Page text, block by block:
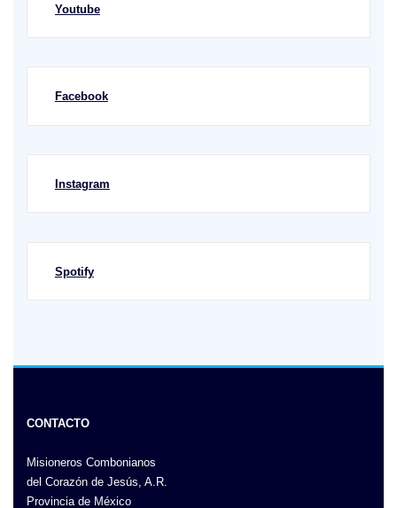
Youtube
Facebook
Instagram
Spotify
CONTACTO
Misioneros Combonianos
del Corazón de Jesús, A.R.
Provincia de México